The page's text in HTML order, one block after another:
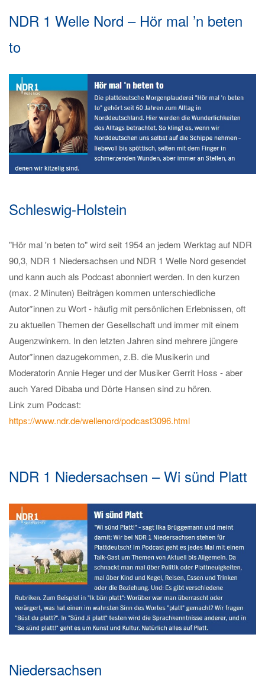
NDR 1 Welle Nord – Hör mal ’n beten
to
Schleswig-Holstein
"Hör mal 'n beten to" wird seit 1954 an jedem Werktag auf NDR
90,3, NDR 1 Niedersachsen und NDR 1 Welle Nord gesendet
und kann auch als Podcast abonniert werden. In den kurzen
(max. 2 Minuten) Beiträgen kommen unterschiedliche
Autor*innen zu Wort - häufig mit persönlichen Erlebnissen, oft
zu aktuellen Themen der Gesellschaft und immer mit einem
Augenzwinkern. In den letzten Jahren sind mehrere jüngere
Autor*innen dazugekommen, z.B. die Musikerin und
Moderatorin Annie Heger und der Musiker Gerrit Hoss - aber
auch Yared Dibaba und Dörte Hansen sind zu hören.
Link zum Podcast:
https://www.ndr.de/wellenord/podcast3096.html
NDR 1 Niedersachsen – Wi sünd Platt
Niedersachsen